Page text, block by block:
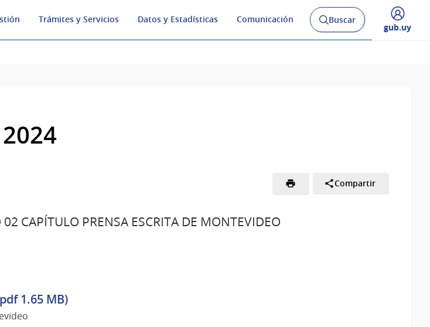
Trámites y Servicios Datos y Estadísticas Comunicación
Abrir
buscador
Buscar
Desplegar
gub.uy
Compartir
CAPÍTULO PRENSA ESCRITA DE MONTEVIDEO
1.65 MB)